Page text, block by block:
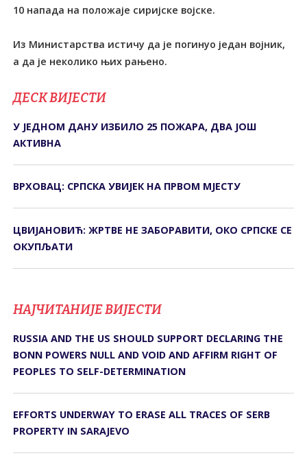
10 напада на положаје сиријске војске.
Из Министарства истичу да је погинуо један војник,
а да је неколико њих рањено.
ДЕСК ВИЈЕСТИ
У ЈЕДНОМ ДАНУ ИЗБИЛО 25 ПОЖАРА, ДВА ЈОШ
АКТИВНА
ВРХОВАЦ: СРПСКА УВИЈЕК НА ПРВОМ МЈЕСТУ
ЦВИЈАНОВИЋ: ЖРТВЕ НЕ ЗАБОРАВИТИ, ОКО СРПСКЕ СЕ
ОКУПЉАТИ
НАЈЧИТАНИЈЕ ВИЈЕСТИ
RUSSIA AND THE US SHOULD SUPPORT DECLARING THE
BONN POWERS NULL AND VOID AND AFFIRM RIGHT OF
PEOPLES TO SELF-DETERMINATION
EFFORTS UNDERWAY TO ERASE ALL TRACES OF SERB
PROPERTY IN SARAJEVO